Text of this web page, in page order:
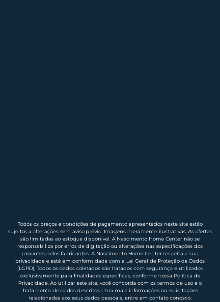
Todos os preços e condições de pagamento apresentados neste site estão
sujeitos a alterações sem aviso prévio. Imagens meramente ilustrativas. As ofertas
são limitadas ao estoque disponível. A Nascimento Home Center não se
responsabiliza por erros de digitação ou alterações nas especificações dos
produtos pelos fabricantes. A Nascimento Home Center respeita a sua
privacidade e está em conformidade com a Lei Geral de Proteção de Dados
(LGPD). Todos os dados coletados são tratados com segurança e utilizados
exclusivamente para finalidades específicas, conforme nossa Política de
Privacidade. Ao utilizar este site, você concorda com os termos de uso e o
tratamento de dados descritos. Para mais informações ou solicitações
relacionadas aos seus dados pessoais, entre em contato conosco.